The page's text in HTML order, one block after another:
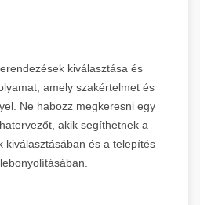
kiválasztása és
amely szakértelmet és
Ne habozz megkeresni egy
akik segíthetnek a
kiválasztásában és a telepítés